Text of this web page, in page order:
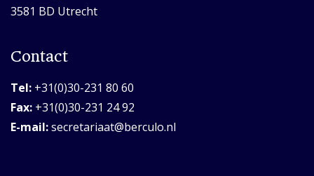
3581 BD Utrecht
Contact
Tel: +31(0)30-231 80 60
Fax: +31(0)30-231 24 92
E-mail:secretariaat@berculo.nl